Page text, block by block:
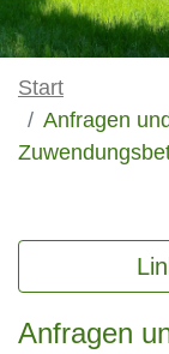
Start
Anfragen
Anfragen